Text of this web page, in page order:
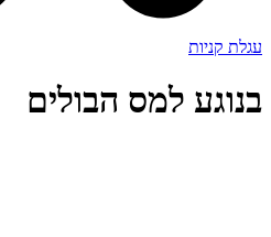
עגלת קניות
בנוגע למס הבולים